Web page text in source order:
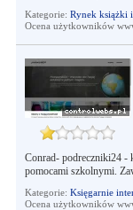
Kategorie: Rynek książki
Ocena użytkowników
Conrad- podreczniki24 -
pomocami szkolnymi.
Kategorie: Księgarnie
Ocena użytkowników